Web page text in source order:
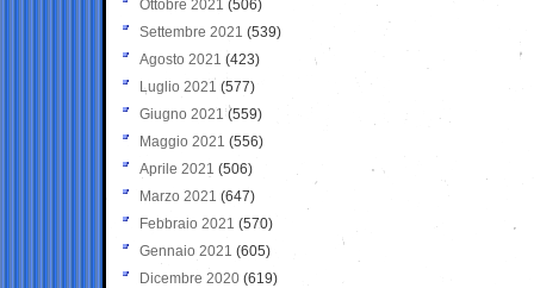
Ottobre 2021 (506)
Settembre 2021 (539)
Agosto 2021 (423)
Luglio 2021 (577)
Giugno 2021(559)
Maggio 2021 (556)
Aprile 2021 (506)
Marzo 2021 (647)
Febbraio 2021 (570)
Gennaio 2021 (605)
Dicembre 2020 (619)